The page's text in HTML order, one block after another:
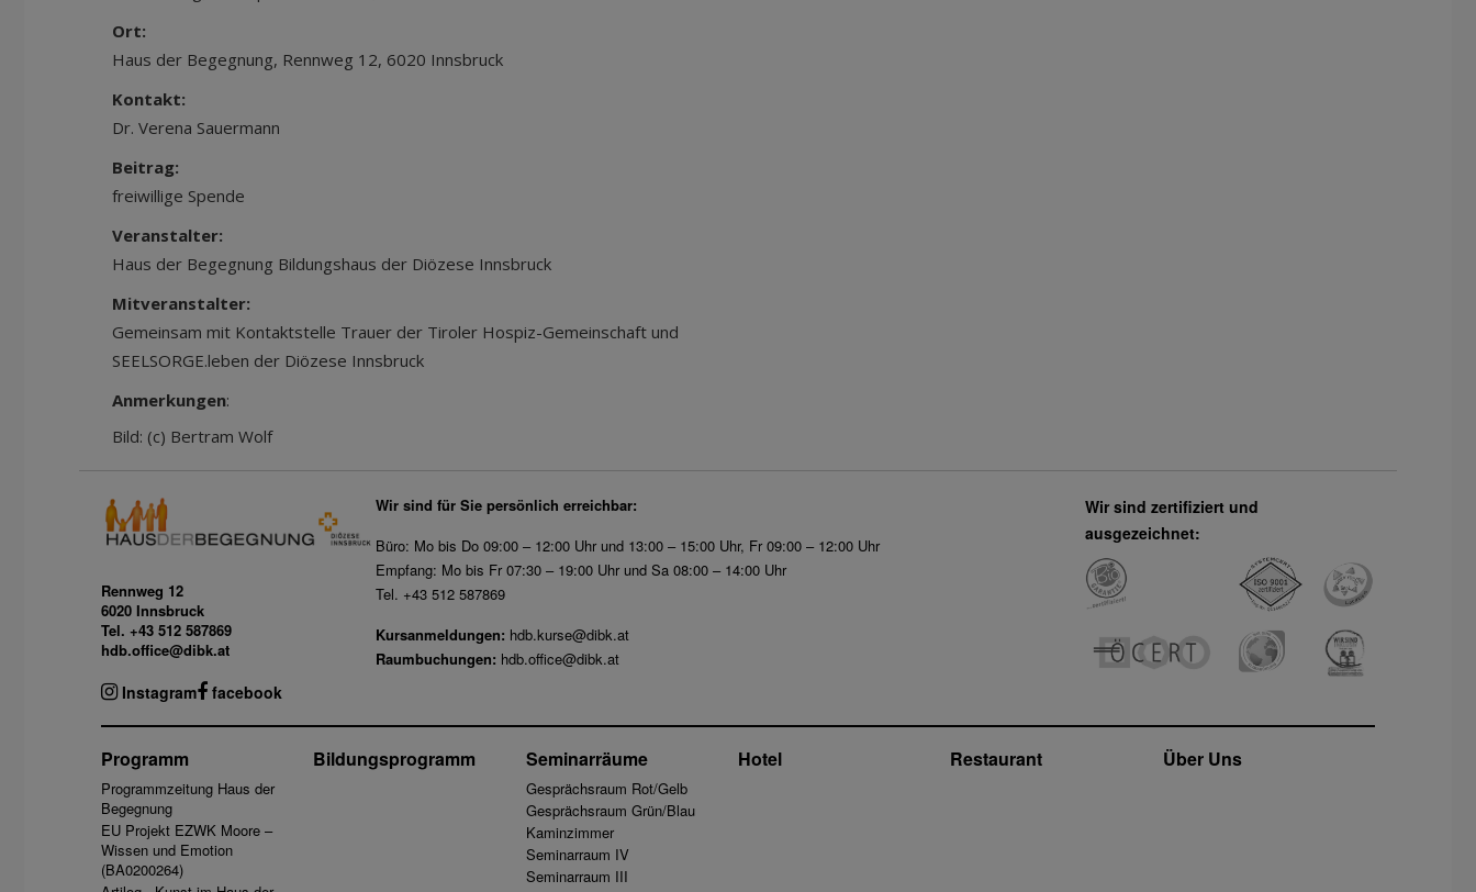
Ort:
Haus der Begegnung, Rennweg 12, 6020 Innsbruck
Kontakt:
Dr. Verena Sauermann
Beitrag:
freiwillige Spende
Veranstalter:
Haus der Begegnung Bildungshaus der Diözese Innsbruck
Mitveranstalter:
Gemeinsam mit Kontaktstelle Trauer der Tiroler Hospiz-Gemeinschaft und
SEELSORGE.leben der Diözese Innsbruck
Anmerkungen:
Bild: (c) Bertram Wolf
Rennweg 12
6020 Innsbruck
Tel. +43 512 587869
hdb.office@dibk.at
Instagram facebook
Wir sind für Sie persönlich erreichbar:
Büro: Mo bis Do 09:00 – 12:00 Uhr und 13:00 – 15:00 Uhr, Fr 09:00 – 12:00 Uhr
Empfang: Mo bis Fr 07:30 – 19:00 Uhr und Sa 08:00 – 14:00 Uhr
Tel. +43 512 587869
Kursanmeldungen: hdb.kurse@dibk.at
Raumbuchungen: hdb.office@dibk.at
Wir sind zertifiziert und
ausgezeichnet:
Programm
Programmzeitung Haus der
Begegnung
EU Projekt EZWK Moore –
Wissen und Emotion
(BA0200264)
Bildungsprogramm Seminarräume
Gesprächsraum Rot/Gelb
Gesprächsraum Grün/Blau
Kaminzimmer
Seminarraum IV
Seminarraum III
Hotel Restaurant Über Uns